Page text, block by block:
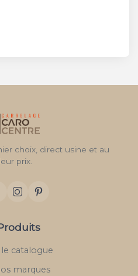
choix, direct usine et au
prix.
catalogue
marques